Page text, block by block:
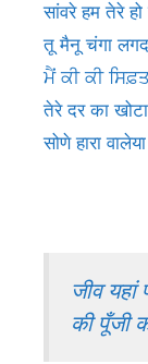
सांवरे हम तेरे
तू मैनू चंगा
ਮੈਂ ਕੀ ਕੀ
तेरे दर का
सोणे हारा
जीव यहां
की पूँजी